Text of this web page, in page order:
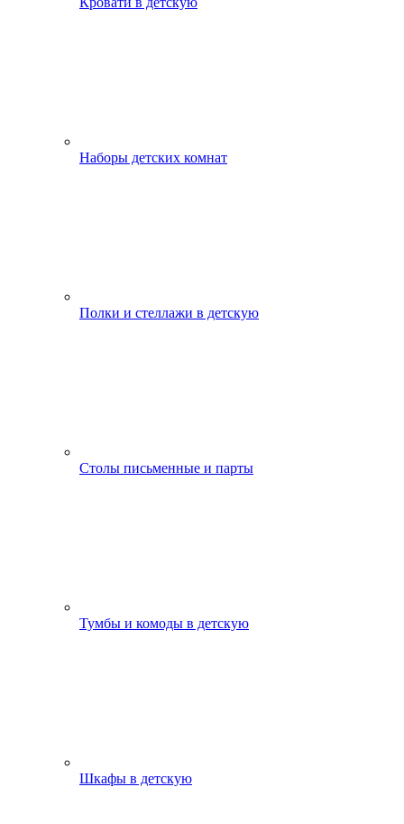
Наборы детских комнат
Полки и стеллажи в детскую
Столы письменные и парты
Тумбы и комоды в детскую
Шкафы в детскую